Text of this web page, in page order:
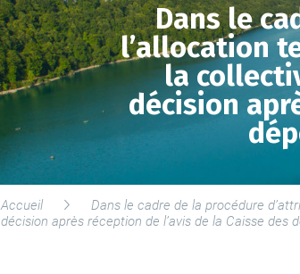
Dans le
l’allocation
la
décision
Accueil
Dans le cadre de la procédure
décision après réception de l’avis de la Caisse des